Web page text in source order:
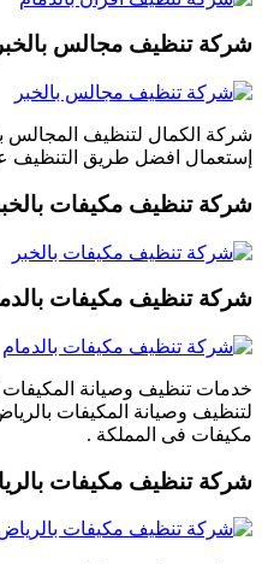
شركة تنظيف مجالس بالخبر
شركة الكمال لتنظيف المجالس
إستعمال افضل طريق
شركة تنظيف مكيفات
شركة تنظيف مكيفات
خدمات تنظيف وصيانة
لتنظيف وصيانة المكيفات
مكيفات فى المملكة .
شركة تنظيف مكيفات